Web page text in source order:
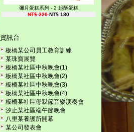
彌月蛋糕系列 - 2 起酥蛋糕
NT$ 220NT$ 180
資訊台
板橋某公司員工教育訓練
某珠寶展覽
板橋某社區中秋晚會(1)
板橋某社區中秋晚會(2)
板橋某社區中秋晚會(3)
板橋某社區中秋晚會(4)
板橋某社區母親節音樂演奏會
汐止某社區端午節晚會
八里某養護所開幕
某公司發表會